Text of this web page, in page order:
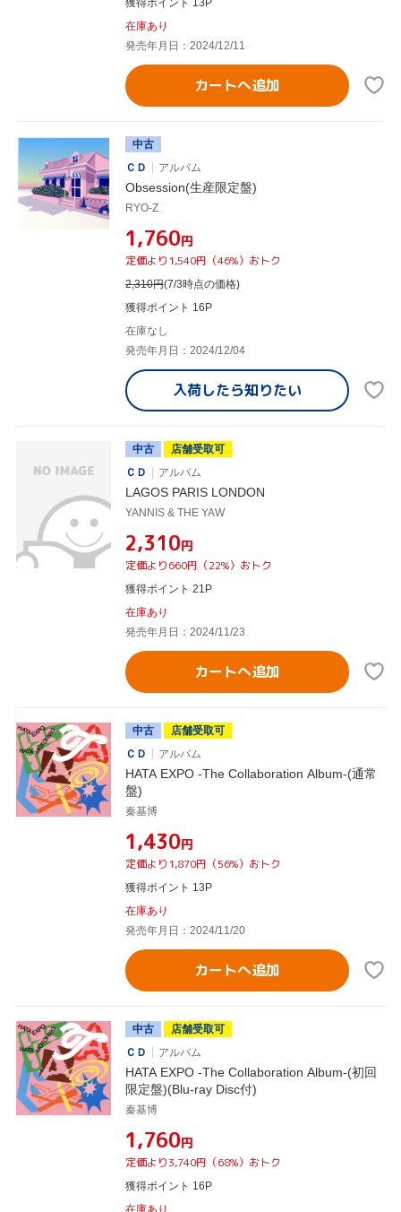
在庫あり
発売年月日：2024/12/11
カートへ追加
中古
ＣＤ
アルバム
Obsession(生産限定盤)
RYO-Z
¥1,760円
定価より1,540円（46%）おトク
2,310円(7/3時点の価格)
獲得ポイント 16P
在庫なし
発売年月日：2024/12/04
入荷したら知りたい
中古
店舗受取可
ＣＤ
アルバム
LAGOS PARIS LONDON
YANNIS & THE YAW
¥2,310円
定価より660円（22%）おトク
獲得ポイント 21P
在庫あり
発売年月日：2024/11/23
カートへ追加
中古
店舗受取可
ＣＤ
アルバム
HATA EXPO -The Collaboration Album-(通常
盤)
秦基博
¥1,430円
定価より1,870円（56%）おトク
獲得ポイント 13P
在庫あり
発売年月日：2024/11/20
カートへ追加
中古
店舗受取可
ＣＤ
アルバム
HATA EXPO -The Collaboration Album-(初回
限定盤)(Blu-ray Disc付)
秦基博
¥1,760円
定価より3,740円（68%）おトク
獲得ポイント 16P
在庫あり